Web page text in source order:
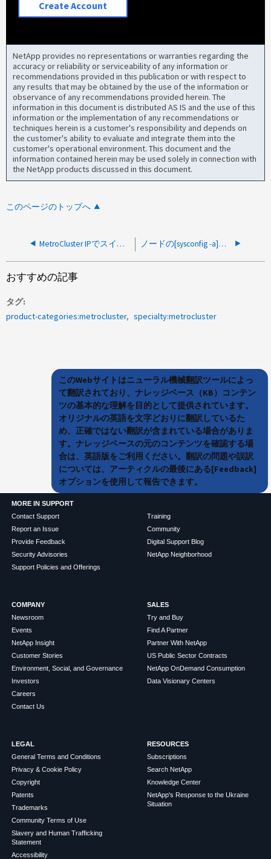
Create Account
NetApp provides no representations or warranties regarding the
accuracy or reliability or serviceability of any information or
recommendations provided in this publication or with respect to
any results that may be obtained by the use of the information or
observance of any recommendations provided herein. The
information in this document is distributed AS IS and the use of this
information or the implementation of any recommendations or
techniques herein is a customer's responsibility and depends on
the customer's ability to evaluate and integrate them into the
customer's operational environment. This document and the
information contained herein may be used solely in connection with
the NetApp products discussed in this document.
このページのトップへ
MetroCluster IPでスイッチオーバー/テイクオーバー後にデグレード状態のプレックス ノードの[sysconfig -a]でポート0f（FCVIホストアダプタ）がdownと表示されている
おすすめの記事
タグ
product-categories:metrocluster
specialty:metrocluster
このWebサイトはニューラル機械翻訳ツールによっ
て翻訳されており、ナレッジベース（KB）コンテン
ツの基本的な理解を目的として提供されています。
オリジナルの英語を文字どおりに翻訳しているた
め、正確ではない翻訳が含まれている場合がありま
す。ナレッジベースの元のコンテンツを確認する場
合は、英語版をご利用ください。翻訳の問題や誤訳
については、アーティクルの最後にある[Feedback]
オプションを使用して報告できます。
MORE IN SUPPORT
Contact Support
Report an Issue
Provide Feedback
Security Advisories
Support Policies and Offerings
Training
Community
Digital Support Blog
NetApp Neighborhood
COMPANY
Newsroom
Events
NetApp Insight
Customer Stories
Environment, Social, and Governance
Investors
Careers
Contact Us
SALES
Try and Buy
Find A Partner
Partner With NetApp
US Public Sector Contracts
NetApp OnDemand Consumption
Data Visionary Centers
LEGAL
General Terms and Conditions
Privacy & Cookie Policy
Copyright
Patents
Trademarks
Community Terms of Use
Slavery and Human Trafficking
Statement
Accessibility
RESOURCES
Subscriptions
Search NetApp
Knowledge Center
NetApp's Response to the Ukraine
Situation